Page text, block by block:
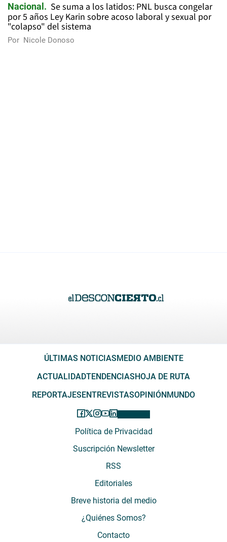
Nacional
Se suma a los latidos: PNL busca congelar
por 5 años Ley Karin sobre acoso laboral y sexual por
"colapso" del sistema
Por Nicole Donoso
ÚLTIMAS NOTICIAS MEDIO AMBIENTE
ACTUALIDADTENDENCIAS HOJA DE RUTA
REPORTAJES ENTREVISTASOPINIÓN MUNDO
Política de Privacidad
Suscripción Newsletter
RSS
Editoriales
Breve historia del medio
¿Quiénes Somos?
Contacto